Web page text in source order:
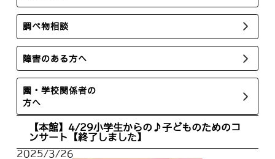
調べ物相談
障害のある方へ
園・学校関係者の
方へ
【本館】4/29小学生からの♪子どものためのコ
ンサート【終了しました】
2025/3/26